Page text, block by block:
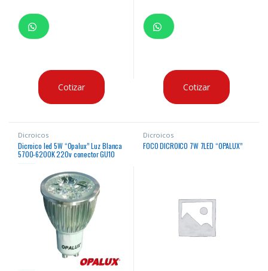
Cotizar Cotizar
Dicroicos
Dicroico led 5W “Opalux” Luz Blanca
5700-6200K 220v conector GU10
Dicroicos
FOCO DICROICO 7W 7LED “OPALUX”